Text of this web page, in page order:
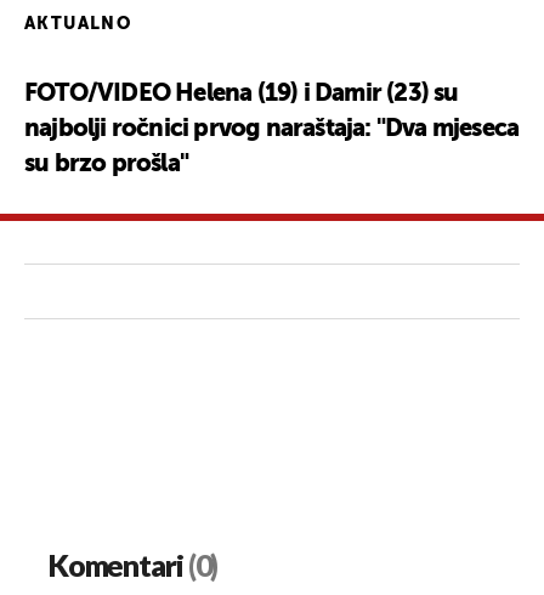
AKTUALNO
FOTO/VIDEO Helena (19) i Damir (23) su
najbolji ročnici prvog naraštaja: "Dva mjeseca
su brzo prošla"
Komentari(0)